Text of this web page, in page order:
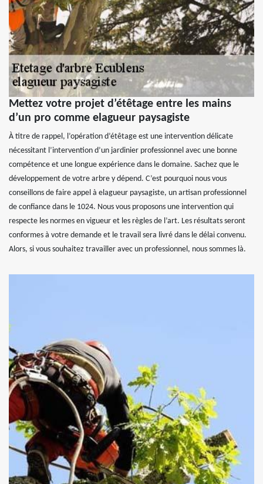
Mettez votre projet d’étêtage entre les mains
d’un pro comme elagueur paysagiste
À titre de rappel, l’opération d’étêtage est une intervention délicate
nécessitant l’intervention d’un jardinier professionnel avec une bonne
compétence et une longue expérience dans le domaine. Sachez que le
développement de votre arbre y dépend. C’est pourquoi nous vous
conseillons de faire appel à elagueur paysagiste, un artisan professionnel
de confiance dans le 1024. Nous vous proposons une intervention qui
respecte les normes en vigueur et les règles de l’art. Les résultats seront
conformes à votre demande et le travail sera livré dans le délai convenu.
Alors, si vous souhaitez travailler avec un professionnel, nous sommes là.